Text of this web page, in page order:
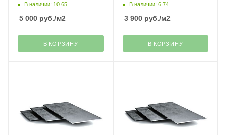
В наличии: 10.65
5 000 руб./м2
В КОРЗИНУ
В наличии: 6.74
3 900руб./м2
В КОРЗИНУ